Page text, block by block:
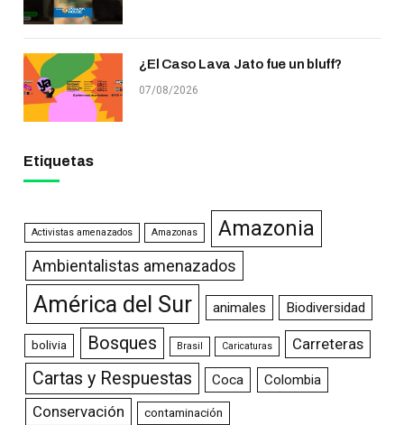
¿El Caso Lava Jato fue un bluff?
07/08/2026
Etiquetas
Activistas amenazados Amazonas Amazonia
Ambientalistas amenazados
América del Sur animales Biodiversidad
bolivia Bosques Brasil Caricaturas Carreteras
Cartas y Respuestas Coca Colombia
Conservación contaminación